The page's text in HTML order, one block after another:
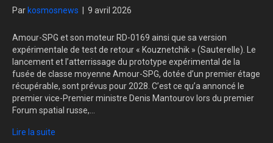
Par kosmosnews 9 avril 2026
Amour-SPG et son moteur RD-0169 ainsi que sa version
expérimentale de test de retour « Kouznetchik » (Sauterelle). Le
lancement et l’atterrissage du prototype expérimental de la
fusée de classe moyenne Amour-SPG, dotée d’un premier étage
récupérable, sont prévus pour 2028. C’est ce qu’a annoncé le
premier vice-Premier ministre Denis Mantourov lors du premier
Forum spatial russe,…
Lire la suite